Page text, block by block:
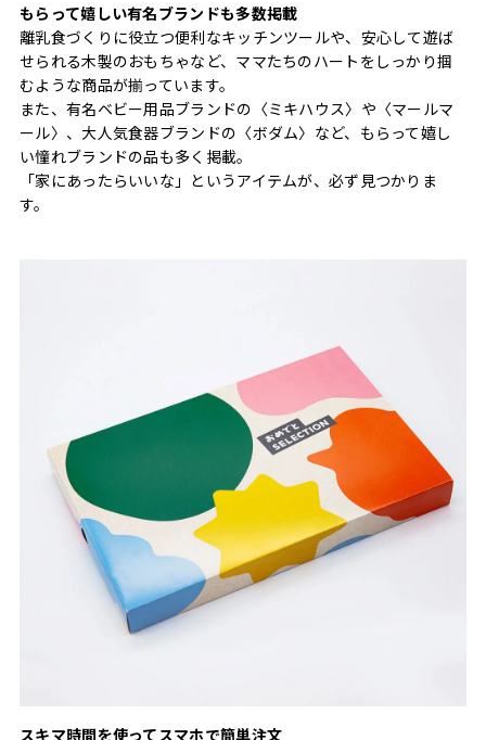
もらって嬉しい有名ブランドも多数掲載
離乳食づくりに役立つ便利なキッチンツールや、安心して遊ば
せられる木製のおもちゃなど、ママたちのハートをしっかり掴
むような商品が揃っています。
また、有名ベビー用品ブランドの〈ミキハウス〉や〈マールマ
ール〉、大人気食器ブランドの〈ボダム〉など、もらって嬉し
い憧れブランドの品も多く掲載。
「家にあったらいいな」というアイテムが、必ず見つかりま
す。
スキマ時間を使ってスマホで簡単注文